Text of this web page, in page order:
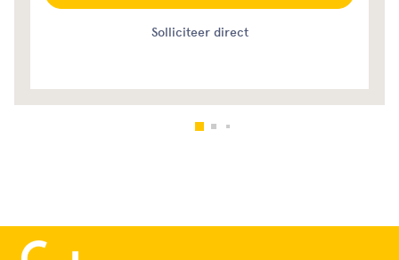
Solliciteer direct